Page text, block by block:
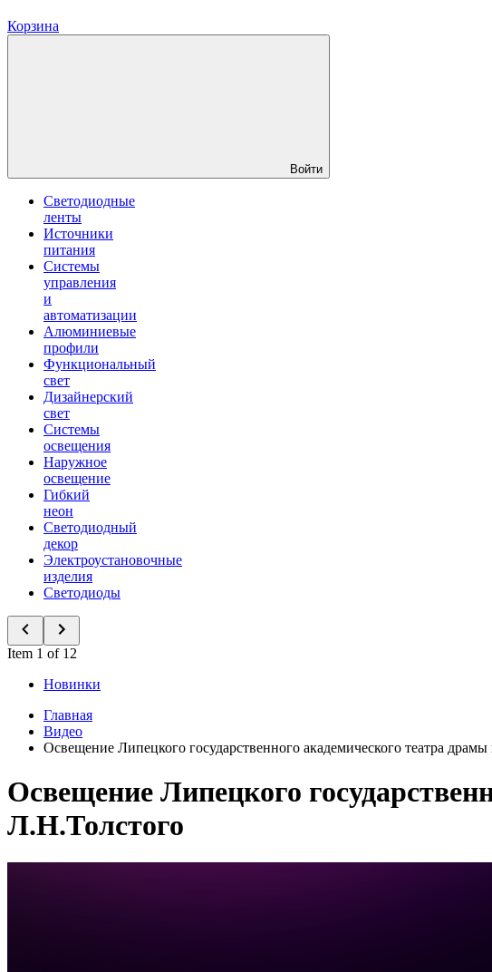
Корзина
Войти
Светодиодные
ленты
Источники
питания
Системы
управления
и
автоматизации
Алюминиевые
профили
Функциональный
свет
Дизайнерский
свет
Системы
освещения
Наружное
освещение
Гибкий
неон
Светодиодный
декор
Электроустановочные
изделия
Светодиоды
Item 1 of 12
Новинки
Главная
Видео
Освещение Липецкого государственного академического театра
Освещение Липецкого
Л.Н.Толстого